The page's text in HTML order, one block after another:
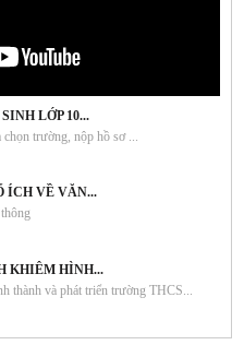
LỚP 10...
trường, nộp hồ sơ ...
ÍCH VỀ VĂN...
KHIÊM HÌNH...
thành và phát triển trường THCS...